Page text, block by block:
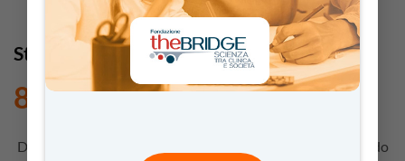
Strumenti Classici
8,90€
Dall’arpa al violino: un gioco musicale per esplorare il mondo